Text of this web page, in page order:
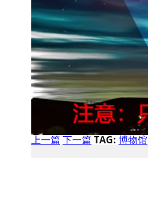
上一篇 下一篇 TAG: 博物馆